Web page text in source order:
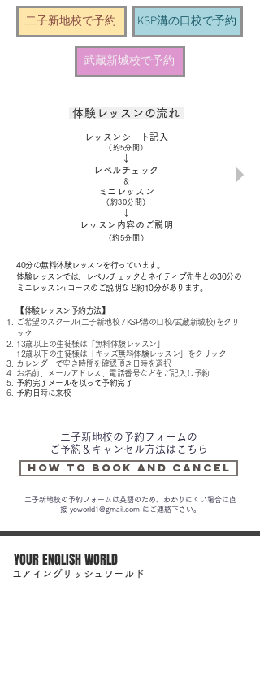
二子新地校で予約 KSP溝の口校で予約
武蔵新城校で予約
体験レッスンの流れ
レッスンシート記入
（約5分間）
​↓
レベルチェック
＆
ミニレッスン
（約30分間）
↓
レッスン内容のご説明
（約5分間）
40分の無料体験レッスンを行っています。
体験レッスンでは、レベルチェックとネイティブ先生との30分の
ミニレッスン+コースのご説明など約10分があります。
【体験レッスン予約方法】
ご希望のスクール(二子新地校 / KSP溝の口校/武蔵新城校)をクリ
ック
13歳以上の生徒様は「無料体験レッスン」
12歳以下の生徒様は「キッズ無料体験レッ スン」をクリック
カレンダーで空き時間を確認頂き日時を選択
お名前、メールアドレス、電話番号などをご記入し予約
​予約完了メールを以って予約完了
​予約日時に来校
二子新地校の予約フォームの
ご予約＆キャンセル方法はこちら
How to book and cancel
二子新地校の予約フォームは英語のため、わかりにくい場合は直
接 yeworld1@gmail.com にご連絡下さい。
YOUR ENGLISH WORLD
​ユアイングリッシュワールド